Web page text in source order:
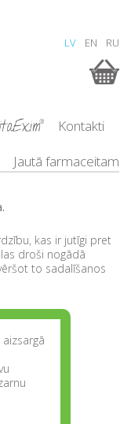
Kontakti
LV EN RU
Jautā farmaceitam
kas ir jutīgi pret
droši nogādā
to sadalīšanos
aizsargā